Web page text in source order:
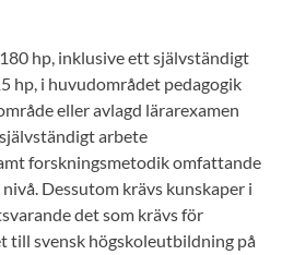
hp, inklusive ett självständigt
hp, i huvudområdet pedagogik
eller avlagd lärarexamen
arbete
forskningsmetodik omfattande
Dessutom krävs kunskaper i
det som krävs för
till svensk högskoleutbildning på